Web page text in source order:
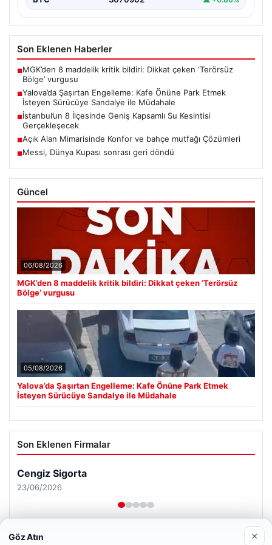
Son Eklenen Haberler
■MGK’den 8 maddelik kritik bildiri: Dikkat çeken ‘Terörsüz
Bölge’ vurgusu
■Yalova’da Şaşırtan Engelleme: Kafe Önüne Park Etmek
İsteyen Sürücüye Sandalye ile Müdahale
■İstanbul’un 8 İlçesinde Geniş Kapsamlı Su Kesintisi
Gerçekleşecek
■Açık Alan Mimarisinde Konfor ve bahçe mutfağı Çözümleri
■Messi, Dünya Kupası sonrası geri döndü
Güncel
06/08/2026
MGK’den 8 maddelik kritik bildiri: Dikkat çeken ‘Terörsüz
Bölge’ vurgusu
05/08/2026
Yalova’da Şaşırtan Engelleme: Kafe Önüne Park Etmek
İsteyen Sürücüye Sandalye ile Müdahale
Son Eklenen Firmalar
Cengiz Sigorta
23/06/2026
Göz Atın ×